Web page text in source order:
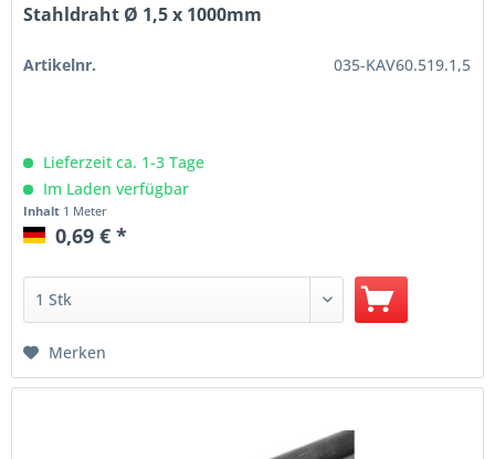
Stahldraht Ø 1,5 x 1000mm
Artikelnr. 035-KAV60.519.1,5
Lieferzeit ca. 1-3 Tage
Im Laden verfügbar
Inhalt 1 Meter
0,69 € *
Merken